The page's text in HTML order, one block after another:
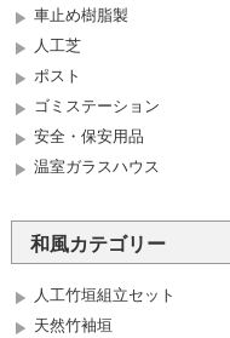
車止め樹脂製
人工芝
ポスト
ゴミステーション
安全・保安用品
温室ガラスハウス
和風カテゴリー
人工竹垣組立セット
天然竹袖垣